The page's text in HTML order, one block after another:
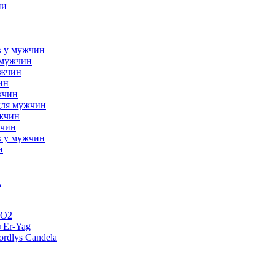
у мужчин
мужчин
у мужчин
Yag
Candela